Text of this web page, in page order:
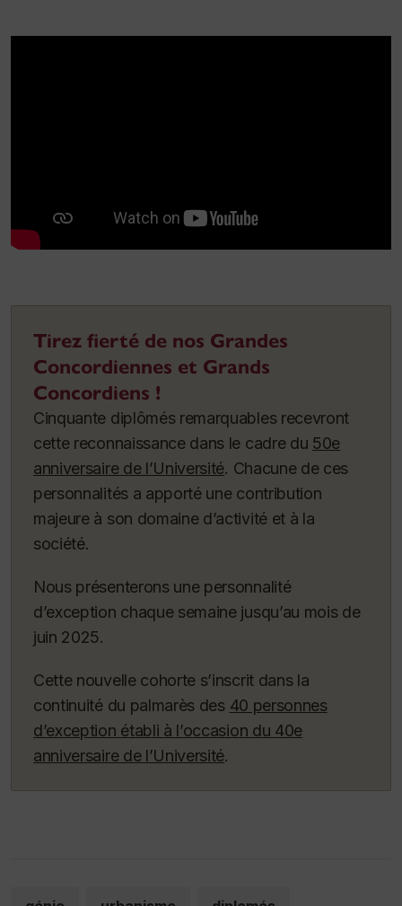
Tirez fierté de nos Grandes
Concordiennes et Grands
Concordiens !
Cinquante diplômés remarquables recevront
cette reconnaissance dans le cadre du 50e
anniversaire de l’Université. Chacune de ces
personnalités a apporté une contribution
majeure à son domaine d’activité et à la
société.
Nous présenterons une personnalité
d’exception chaque semaine jusqu’au mois de
juin 2025.
Cette nouvelle cohorte s’inscrit dans la
continuité du palmarès des 40 personnes
d’exception établi à l’occasion du 40e
anniversaire de l’Université.